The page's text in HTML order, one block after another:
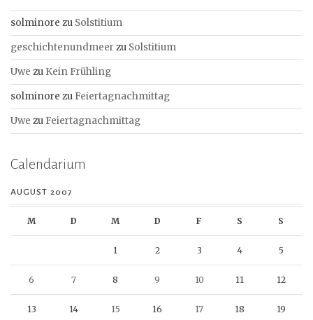
solminore zu Solstitium
geschichtenundmeer zu Solstitium
Uwe zu Kein Frühling
solminore zu Feiertagnachmittag
Uwe zu Feiertagnachmittag
Calendarium
AUGUST 2007
M D M D F S S
1 2 3 4 5
6 7 8 9 10 11 12
13 14 15 16 17 18 19